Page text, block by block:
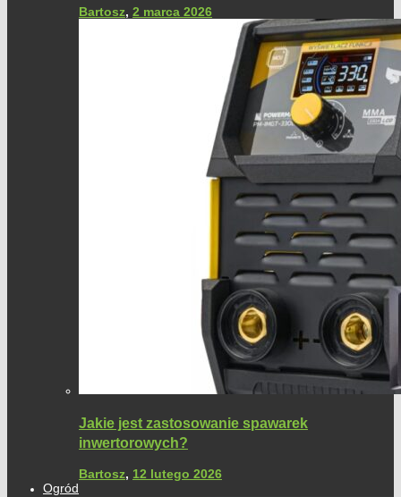
Bartosz, 2 marca 2026
Jakie jest zastosowanie spawarek
inwertorowych?
Bartosz, 12 lutego 2026
Ogród